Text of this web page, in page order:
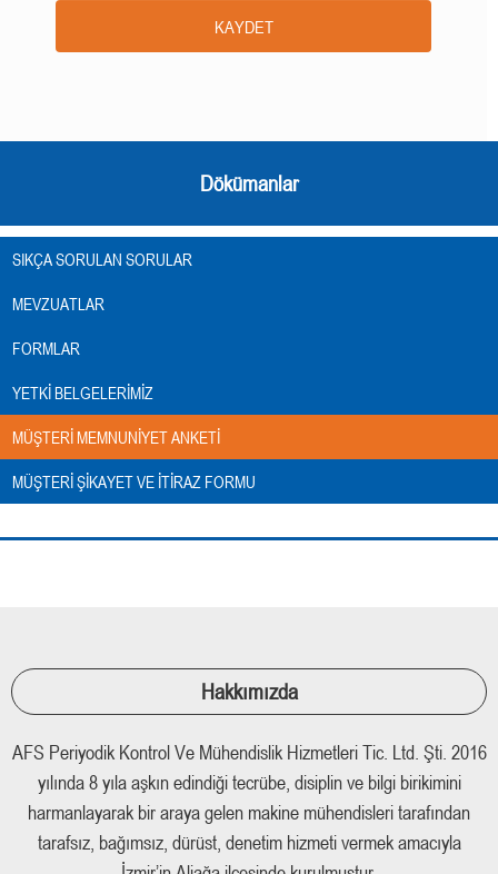
KAYDET
Dökümanlar
SIKÇA SORULAN SORULAR
MEVZUATLAR
FORMLAR
YETKI BELGELERIMIZ
MÜŞTERI MEMNUNIYET ANKETI
MÜŞTERI ŞIKAYET VE İTIRAZ FORMU
Hakkımızda
AFS Periyodik Kontrol Ve Mühendislik Hizmetleri Tic. Ltd. Şti. 2016
yılında 8 yıla aşkın edindiği tecrübe, disiplin ve bilgi birikimini
harmanlayarak bir araya gelen makine mühendisleri tarafından
tarafsız, bağımsız, dürüst, denetim hizmeti vermek amacıyla